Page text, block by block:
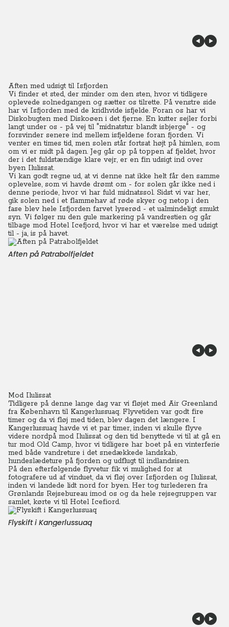
Aften med udsigt til Isfjorden
Vi finder et sted, der minder om den sten, hvor vi tidligere
oplevede solnedgangen og sætter os tilrette. På venstre side
har vi Isfjorden med de kridhvide isfjelde. Foran os har vi
Diskobugten med Diskoøen i det fjerne. En kutter sejler forbi
langt under os - på vej til "midnatstur blandt isbjerge" - og
forsvinder senere ind mellem isfjeldene foran fjorden. Vi
venter en times tid, men solen står fortsat højt på himlen, som
om vi er midt på dagen. Jeg går op på toppen af fjeldet, hvor
der i det fuldstændige klare vejr, er en fin udsigt ind over
byen Ilulissat.
Vi kan godt regne ud, at vi denne nat ikke helt får den samme
oplevelse, som vi havde drømt om - for solen går ikke ned i
denne periode, hvor vi har fuld midnatssol. Sidst vi var her,
gik solen ned i et flammehav af røde skyer og netop i den
fase blev hele Isfjorden farvet lyserød - et ualmindeligt smukt
syn. Vi følger nu den gule markering på vandrestien og går
tilbage mod Hotel Icefjord, hvor vi har et værelse med udsigt
til - ja, is på havet.
Aften på Patrabolfjeldet
Mod Ilulissat
Tidligere på denne lange dag var vi fløjet med Air Greenland
fra København til Kangerlussuaq. Flyvetiden var godt fire
timer og da vi fløj med tiden, blev dagen det længere. I
Kangerlussuaq havde vi et par timer, inden vi skulle flyve
videre nordpå mod Ilulissat og den tid benyttede vi til at gå en
tur mod Old Camp, hvor vi tidligere har boet på en vinterferie
med både vandreture i det snedækkede landskab,
hundeslædeture på fjorden og udflugt til indlandsisen.
På den efterfølgende flyvetur fik vi mulighed for at
fotografere ud af vinduet, da vi fløj over Isfjorden og Ilulissat,
inden vi landede lidt nord for byen. Her tog turlederen fra
Grønlands Rejsebureau imod os og da hele rejsegruppen var
samlet, kørte vi til Hotel Icefiord.
Flyskift i Kangerlussuaq